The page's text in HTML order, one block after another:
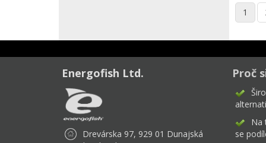
1
Energofish Ltd.
Drevárska 97, 929 01 Dunajská
Proč
Na
se